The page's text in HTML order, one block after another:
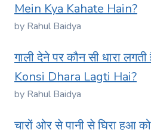
Mein Kya Kahate Hain?
by Rahul Baidya
गाली देने पर कौन सी धारा
Konsi Dhara Lagti Hai?
by Rahul Baidya
चारों ओर से पानी से घिरा हुआ